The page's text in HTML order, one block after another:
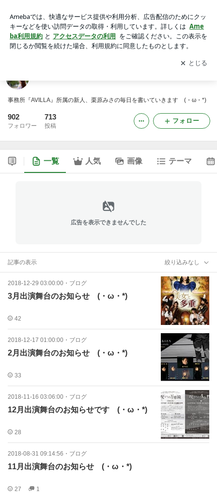
アプリをダウンロードして ブログの更新通知
を受け取りまし
ょう。
開く
事務所『AVILLA』所属の新人、栗原みさの毎日を書いていきますゞ(・ω・*)
902
フォロワー
713
投稿
フォロー
一覧 人気 画像 テーマ
広告を表示できませんでした
記事の表示 絞り込みなし
2018-12-29 03:00:00 ・ ブログ
3月出演舞台のお知らせゞ(・ω・*)
42
2018-12-17 01:00:00 ・ ブログ
2月出演舞台のお知らせゞ(・ω・*)
33
2018-11-16 03:06:00 ・ ブログ
12月出演舞台のお知らせですゞ(・ω・*)
28
2018-08-31 09:14:56 ・ ブログ
11月出演舞台のお知らせゞ(・ω・*)
27 1